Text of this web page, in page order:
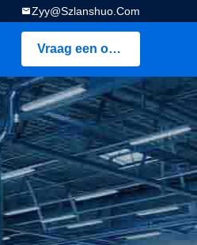
Zyy@szlanshuo.com
Vraag een offerte aan